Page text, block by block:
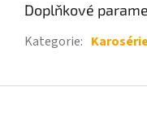
Doplňkové
Kategorie: